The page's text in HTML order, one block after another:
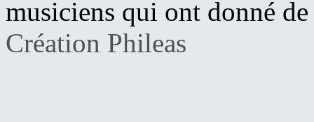
musiciens qui ont donné
Création Phileas